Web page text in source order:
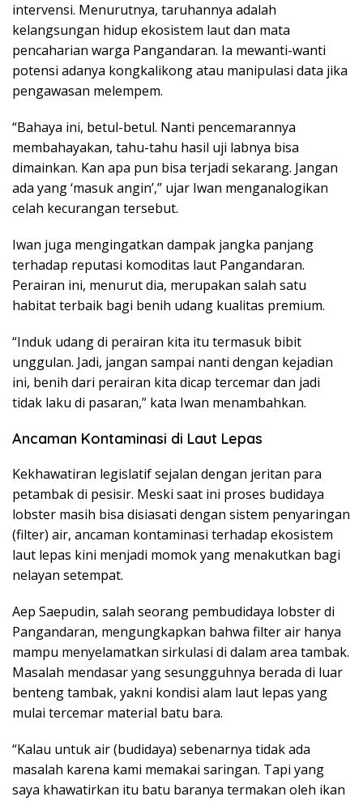
intervensi. Menurutnya, taruhannya adalah
kelangsungan hidup ekosistem laut dan mata
pencaharian warga Pangandaran. Ia mewanti-wanti
potensi adanya kongkalikong atau manipulasi data jika
pengawasan melempem.
“Bahaya ini, betul-betul. Nanti pencemarannya
membahayakan, tahu-tahu hasil uji labnya bisa
dimainkan. Kan apa pun bisa terjadi sekarang. Jangan
ada yang ‘masuk angin’,” ujar Iwan menganalogikan
celah kecurangan tersebut.
Iwan juga mengingatkan dampak jangka panjang
terhadap reputasi komoditas laut Pangandaran.
Perairan ini, menurut dia, merupakan salah satu
habitat terbaik bagi benih udang kualitas premium.
“Induk udang di perairan kita itu termasuk bibit
unggulan. Jadi, jangan sampai nanti dengan kejadian
ini, benih dari perairan kita dicap tercemar dan jadi
tidak laku di pasaran,” kata Iwan menambahkan.
Ancaman Kontaminasi di Laut Lepas
Kekhawatiran legislatif sejalan dengan jeritan para
petambak di pesisir. Meski saat ini proses budidaya
lobster masih bisa disiasati dengan sistem penyaringan
(filter) air, ancaman kontaminasi terhadap ekosistem
laut lepas kini menjadi momok yang menakutkan bagi
nelayan setempat.
Aep Saepudin, salah seorang pembudidaya lobster di
Pangandaran, mengungkapkan bahwa filter air hanya
mampu menyelamatkan sirkulasi di dalam area tambak.
Masalah mendasar yang sesungguhnya berada di luar
benteng tambak, yakni kondisi alam laut lepas yang
mulai tercemar material batu bara.
“Kalau untuk air (budidaya) sebenarnya tidak ada
masalah karena kami memakai saringan. Tapi yang
saya khawatirkan itu batu baranya termakan oleh ikan